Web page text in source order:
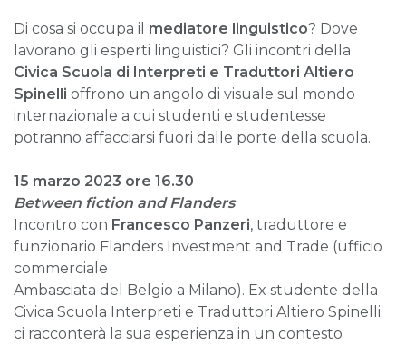
Di cosa si occupa il mediatore linguistico? Dove
lavorano gli esperti linguistici? Gli incontri della
Civica Scuola di Interpreti e Traduttori Altiero
Spinelli offrono un angolo di visuale sul mondo
internazionale a cui studenti e studentesse
potranno affacciarsi fuori dalle porte della scuola.
15 marzo 2023 ore 16.30
Between fiction and Flanders
Incontro con Francesco Panzeri, traduttore e
funzionario Flanders Investment and Trade (ufficio
commerciale
Ambasciata del Belgio a Milano). Ex studente della
Civica Scuola Interpreti e Traduttori Altiero Spinelli
ci racconterà la sua esperienza in un contesto